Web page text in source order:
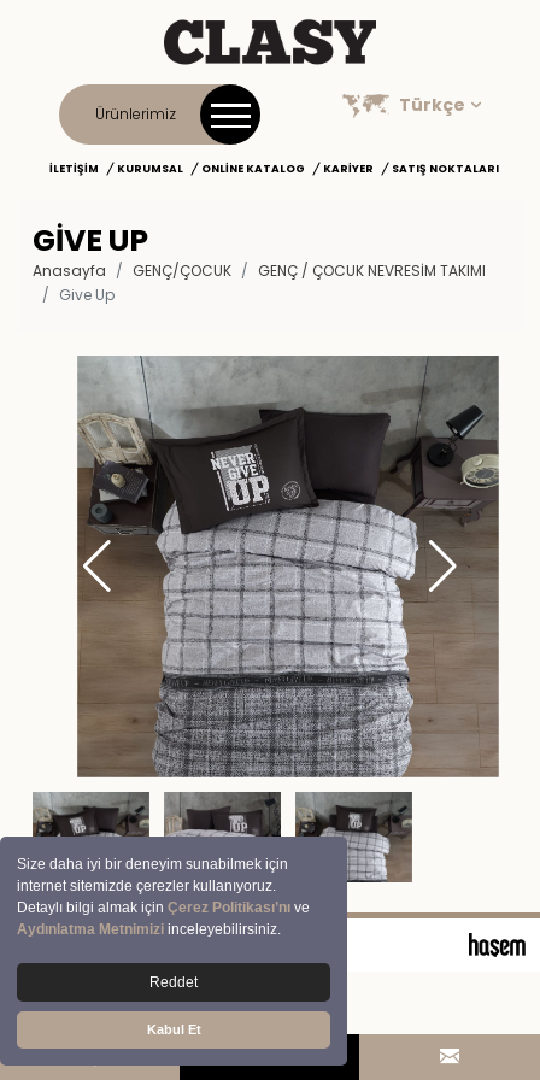
Size daha iyi bir deneyim sunabilmek için
internet sitemizde çerezler kullanıyoruz.
Detaylı bilgi almak içinÇerez Politikası’nı ve
Aydınlatma Metnimizi inceleyebilirsiniz.
Reddet
Kabul Et
Ürünlerimiz Türkçe
İLETIŞIM KURUMSAL ONLINE KATALOG KARIYER SATIŞ NOKTALARI
GIVE UP
Anasayfa GENÇ/ÇOCUK
GENÇ / ÇOCUK NEVRESIM TAKIMI
Give Up